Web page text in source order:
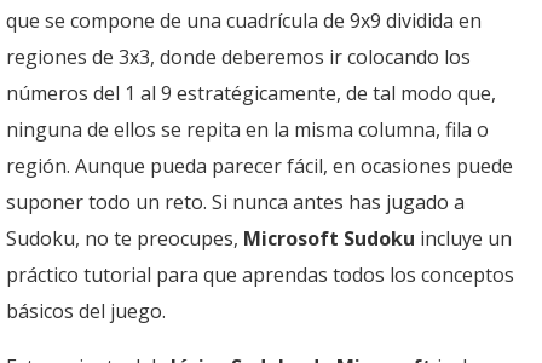
que se compone de una cuadrícula de 9x9 dividida en
regiones de 3x3, donde deberemos ir colocando los
números del 1 al 9 estratégicamente, de tal modo que,
ninguna de ellos se repita en la misma columna, fila o
región. Aunque pueda parecer fácil, en ocasiones puede
suponer todo un reto. Si nunca antes has jugado a
Sudoku, no te preocupes, Microsoft Sudoku incluye un
práctico tutorial para que aprendas todos los conceptos
básicos del juego.